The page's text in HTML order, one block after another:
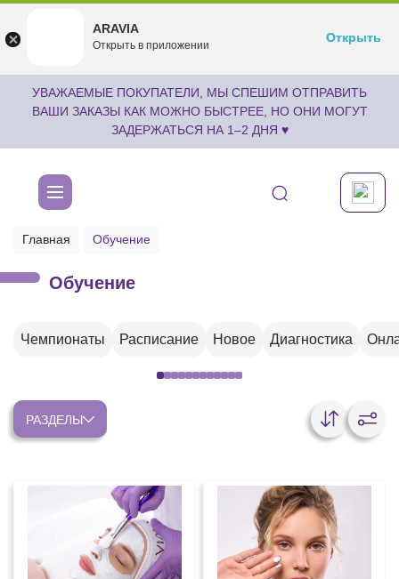
undefined
Бесплатноru.aravia.new
Открыть
УВАЖАЕМЫЕ ПОКУПАТЕЛИ, МЫ СПЕШИМ ОТПРАВИТЬ
ВАШИ ЗАКАЗЫ КАК МОЖНО БЫСТРЕЕ, НО ОНИ МОГУТ
ЗАДЕРЖАТЬСЯ НА 1–2 ДНЯ ♥
Главная Обучение
Обучение
Чемпионаты Расписание Новое Диагностика
РАЗДЕЛЫ
ARAVIA
Открыть в приложении
Открыть